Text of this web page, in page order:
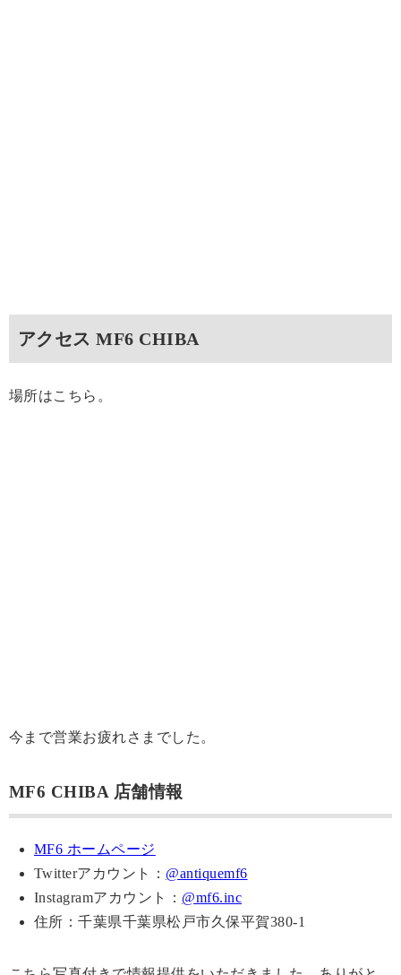
アクセス MF6 CHIBA
場所はこちら。
今まで営業お疲れさまでした。
MF6 CHIBA 店舗情報
MF6 ホームページ
Twitterアカウント： @antiquemf6
Instagramアカウント： @mf6.inc
住所：千葉県千葉県松戸市久保平賀380-1